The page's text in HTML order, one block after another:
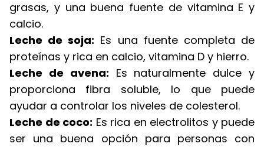
grasas, y una buena fuente de vitamina E y
calcio.
Leche de soja: Es una fuente completa de
proteínas y rica en calcio, vitamina D y hierro.
Leche de avena: Es naturalmente dulce y
proporciona fibra soluble, lo que puede
ayudar a controlar los niveles de colesterol.
Leche de coco: Es rica en electrolitos y puede
ser una buena opción para personas con